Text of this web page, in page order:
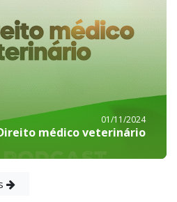
01/11/2024
médico veterinário